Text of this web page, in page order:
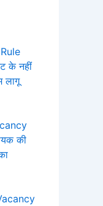
के नहीं
लागू
की